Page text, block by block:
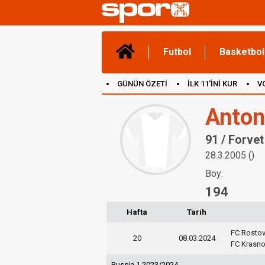
Futbol Basketbol
GÜNÜN ÖZETİ İLK 11'İNİ KUR
91 / Forvet
28.3.2005 ()
Boy:
194
Hafta Tarih
20 08.03.2024
FC Rostov
FC